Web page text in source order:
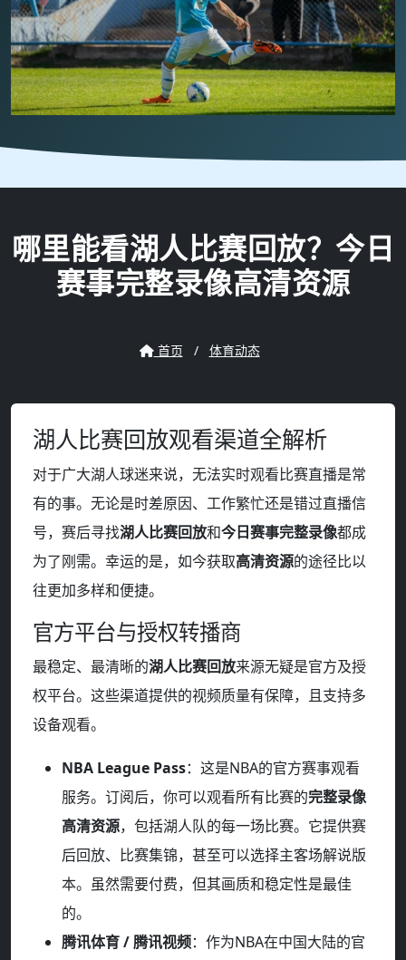
哪里能看湖人比赛回放？今日
赛事完整录像高清资源
首页
/ 体育动态
湖人比赛回放观看渠道全解析
对于广大湖人球迷来说，无法实时观看比赛直播是常
有的事。无论是时差原因、工作繁忙还是错过直播信
号，赛后寻找湖人比赛回放和今日赛事完整录像都成
为了刚需。幸运的是，如今获取高清资源的途径比以
往更加多样和便捷。
官方平台与授权转播商
最稳定、最清晰的湖人比赛回放来源无疑是官方及授
权平台。这些渠道提供的视频质量有保障，且支持多
设备观看。
NBA League Pass：这是NBA的官方赛事观看
服务。订阅后，你可以观看所有比赛的完整录像
高清资源，包括湖人队的每一场比赛。它提供赛
后回放、比赛集锦，甚至可以选择主客场解说版
本。虽然需要付费，但其画质和稳定性是最佳
的。
腾讯体育 / 腾讯视频：作为NBA在中国大陆的官